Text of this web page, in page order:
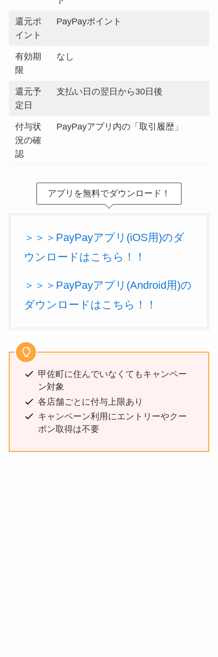
還元ポ
イント
PayPayポイント
有効期
限
なし
還元予
定日
支払い日の翌日から30日後
付与状
況の確
認
PayPayアプリ内の「取引履歴」
アプリを無料でダウンロード！
＞＞＞PayPayアプリ(iOS用)のダ
ウンロードはこちら！！
＞＞＞PayPayアプリ(Android用)の
ダウンロードはこちら！！
甲佐町に住んでいなくてもキャンペー
ン対象
各店舗ごとに付与上限あり
キャンペーン利用にエントリーやクー
ポン取得は不要